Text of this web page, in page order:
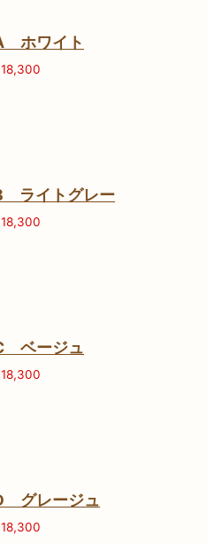
ホワイト
18,300
ライトグレー
18,300
ベージュ
18,300
グレージュ
18,300